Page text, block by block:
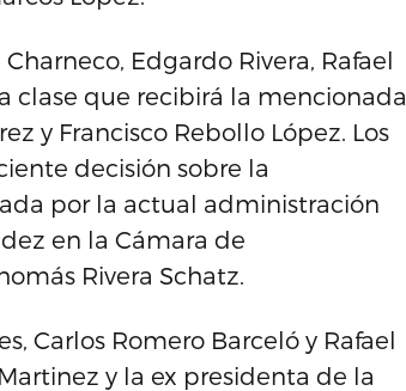
Edgardo Rivera, Rafael
clase que recibirá la mencionada
y Francisco Rebollo López. Los
decisión sobre la
por la actual administración
en la Cámara de
Rivera Schatz.
Carlos Romero Barceló y Rafael
y la ex presidenta de la